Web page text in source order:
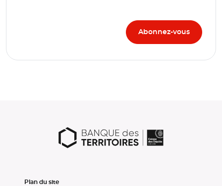
Plan du site